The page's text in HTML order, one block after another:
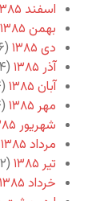
اسفند ۱۳۸۵
بهمن ۱۳۸۵
دی ۱۳۸۵
(۲۶)
آذر ۱۳۸۵
(۳۴)
آبان ۱۳۸۵
(۱۴)
مهر ۱۳۸۵
(۱۴)
شهریور ۱۳۸۵
مرداد ۱۳۸۵
تیر ۱۳۸۵
(۱۲)
خرداد ۱۳۸۵